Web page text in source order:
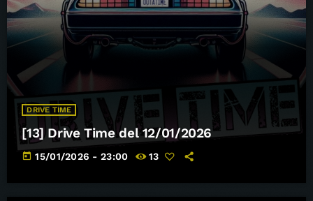
DRIVE TIME
[13] Drive Time del 12/01/2026
today 15/01/2026 - 23:00 13